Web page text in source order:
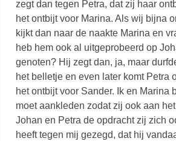
zegt dan tegen Petra, dat zij haar
het ontbijt voor Marina. Als wij bijna
kijkt dan naar de naakte Marina en
heb hem ook al uitgeprobeerd op
genoten? Hij zegt dan, ja, maar
het belletje en even later komt Petra
het ontbijt voor Sander. Ik en
moet aankleden zodat zij ook aan
Johan en Petra de opdracht zij zich
heeft tegen mij gezegd, dat hij